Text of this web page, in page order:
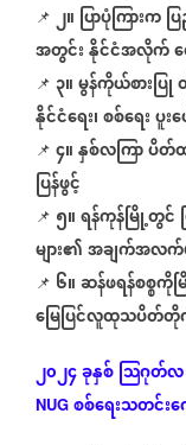
📌 ၂။ ပြာပုံကြားကပ
အတွင်းနိုင်ငံအလိုက်
📌 ၃။မွန်ကိုယ်စားပြု
နိုင်ငံရေး၊စစ်ရေးပူး
📌 ၄။နှစ်လကြာပိတ်
ပြန်ဖွင့်
📌 ၅။ရန်ကုန်မြို့တွင်
များ၏အချက်အလက်မ
📌 ၆။ဆန်ဖရန်စစ္စကို
မြေပြင်လူထုသပိတ်
၂၀၂၄ခုနှစ်သြဂုတ်လ
NUG စစ်ရေးသတင်း